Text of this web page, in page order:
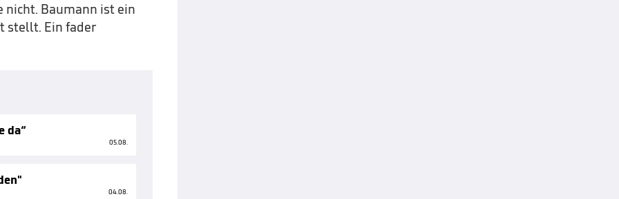
nicht. Baumann ist ein
stellt. Ein fader
da“
05.08.
04.08.